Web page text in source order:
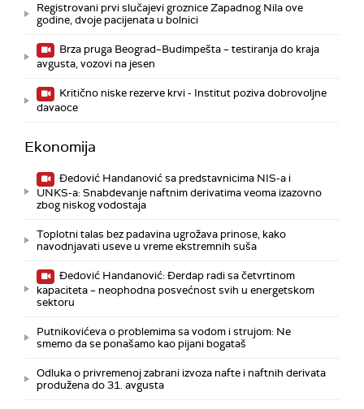
Registrovani prvi slučajevi groznice Zapadnog Nila ove
godine, dvoje pacijenata u bolnici
Brza pruga Beograd–Budimpešta – testiranja do kraja
avgusta, vozovi na jesen
Kritično niske rezerve krvi - Institut poziva dobrovoljne
davaoce
Ekonomija
Đedović Handanović sa predstavnicima NIS-a i
UNKS-a: Snabdevanje naftnim derivatima veoma izazovno
zbog niskog vodostaja
Toplotni talas bez padavina ugrožava prinose, kako
navodnjavati useve u vreme ekstremnih suša
Đedović Handanović: Đerdap radi sa četvrtinom
kapaciteta – neophodna posvećnost svih u energetskom
sektoru
Putnikovićeva o problemima sa vodom i strujom: Ne
smemo da se ponašamo kao pijani bogataš
Odluka o privremenoj zabrani izvoza nafte i naftnih derivata
produžena do 31. avgusta